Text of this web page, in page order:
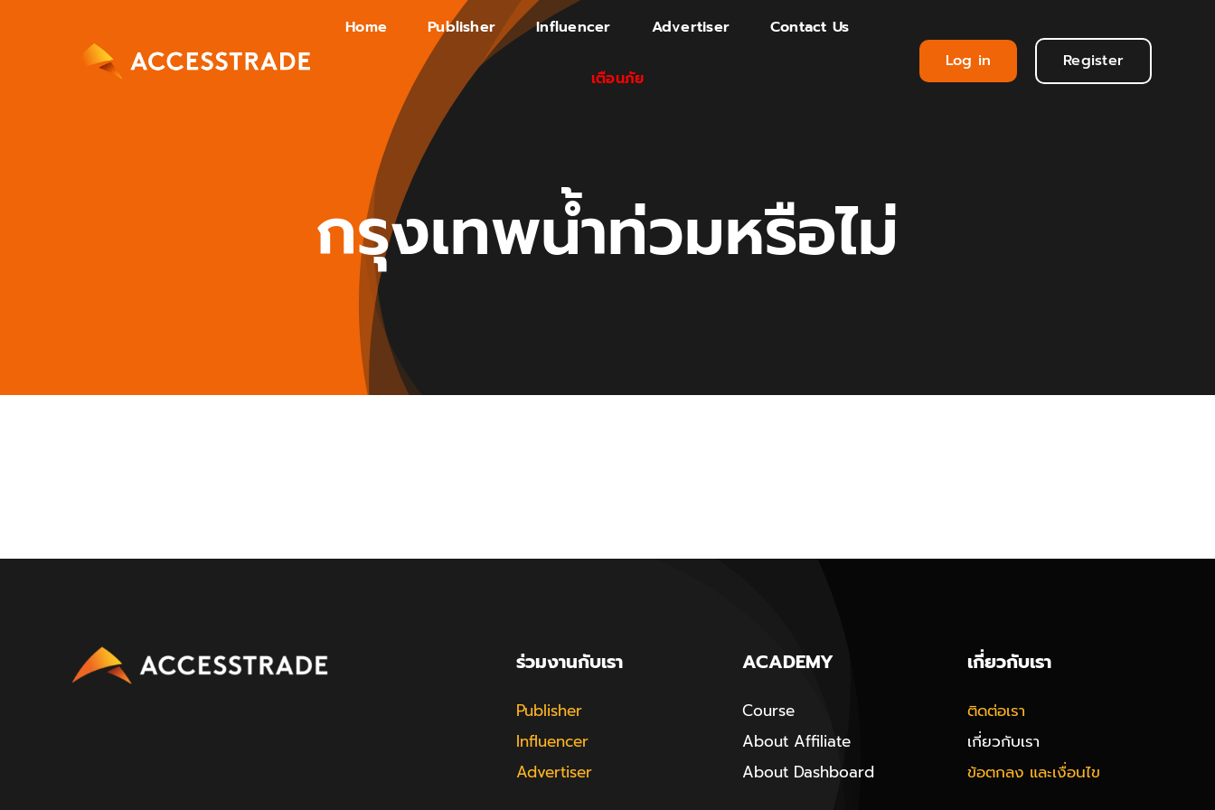
Home Publisher Influencer Advertiser Contact Us
เตือนภัย
Log in Register
กรุงเทพน้ำท่วมหรือไม่
ร่วมงานกับเรา
Publisher
Influencer
Advertiser
ACADEMY
Course
About Affiliate
About Dashboard
เกี่ยวกับเรา
ติดต่อเรา
เกี่ยวกับเรา
ข้อตกลง และเงื่อนไข